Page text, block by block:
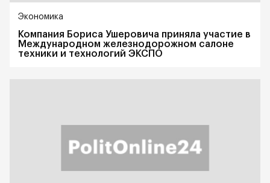
Экономика
Компания Бориса Ушеровича приняла участие в
Международном железнодорожном салоне
техники и технологий ЭКСПО